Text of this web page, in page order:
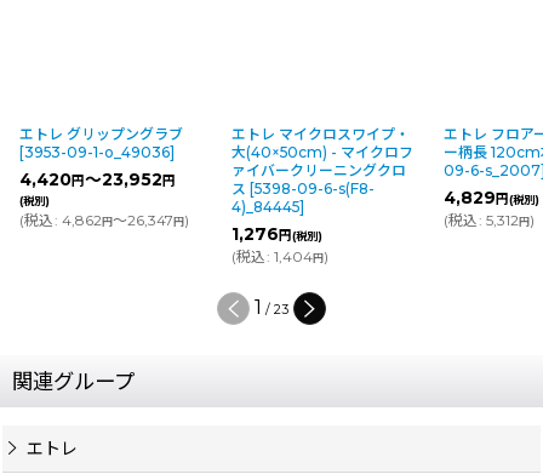
エトレ グリップングラブ
[3953-09-1-o_49036]
4,420円～23,952 円
(税別)
(税込: 4,862円～26,347円)
エトレ マイクロスワイプ・
大(40×50cm) - マイクロフ
ァイバークリーニングクロ
ス [5398-09-6-s(F8-
4)_84445]
1,276円(税別)
(税込: 1,404円)
エトレ フロア
ー柄長
09-6-s_2007
4,829円(税別)
(税込: 5,312円)
1 / 23
関連グループ
エトレ